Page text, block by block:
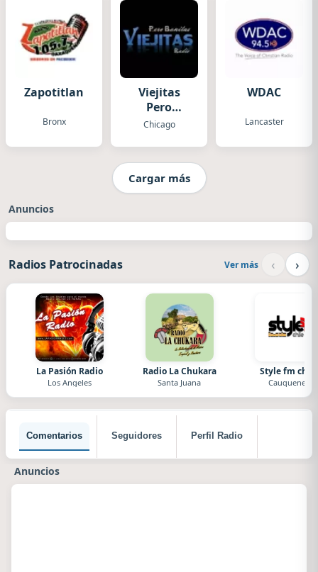
Zapotitlan
Bronx
Viejitas
Pero
Bonitas
Chicago
WDAC
Lancaster
Cargar más
Anuncios
Radios Patrocinadas Ver más ‹ ›
La Pasión Radio
Los Angeles
Radio La Chukara
Santa Juana
Style fm chile
Cauquenes
Comentarios Seguidores Perfil Radio
Anuncios